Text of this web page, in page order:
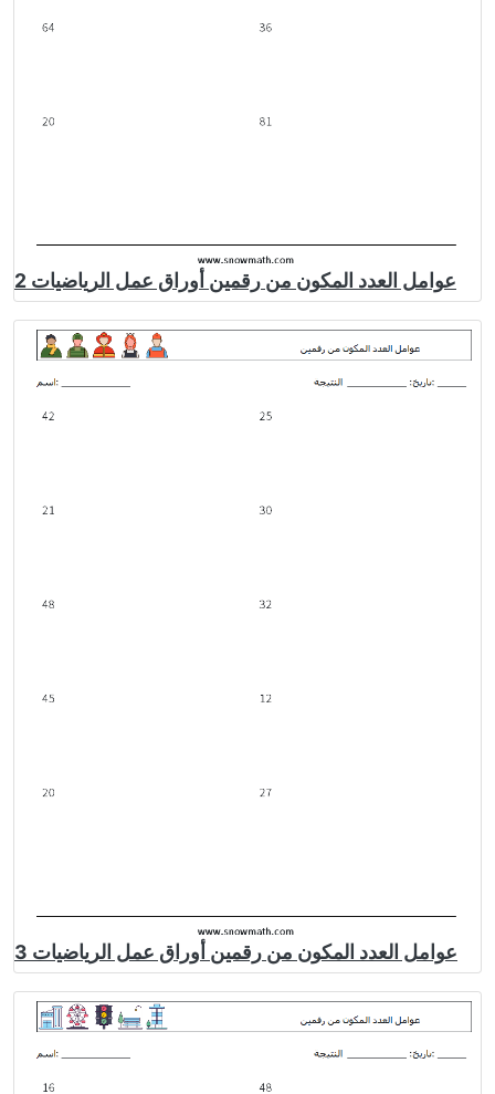
عوامل العدد المكون من رقمين أوراق عمل الرياضيات 2
عوامل العدد المكون من رقمين أوراق عمل الرياضيات 3